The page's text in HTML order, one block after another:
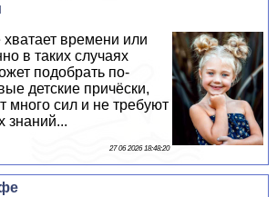
времени или
в таких случаях
подобрать по-
детские причёски,
много сил и не требуют
знаний...
27 06 2026 18:48:20